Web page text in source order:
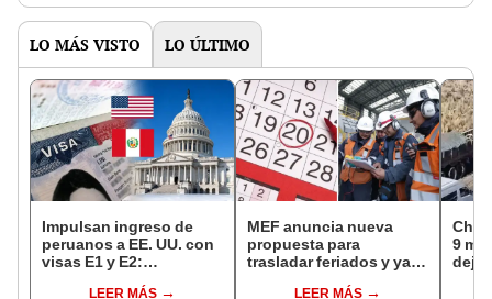
LO MÁS VISTO LO ÚLTIMO
Impulsan ingreso de
peruanos a EE. UU. con
visas E1 y E2:
LEER MÁS
MEF anuncia nueva
propuesta para
trasladar feriados y ya
LEER MÁS
9
deja